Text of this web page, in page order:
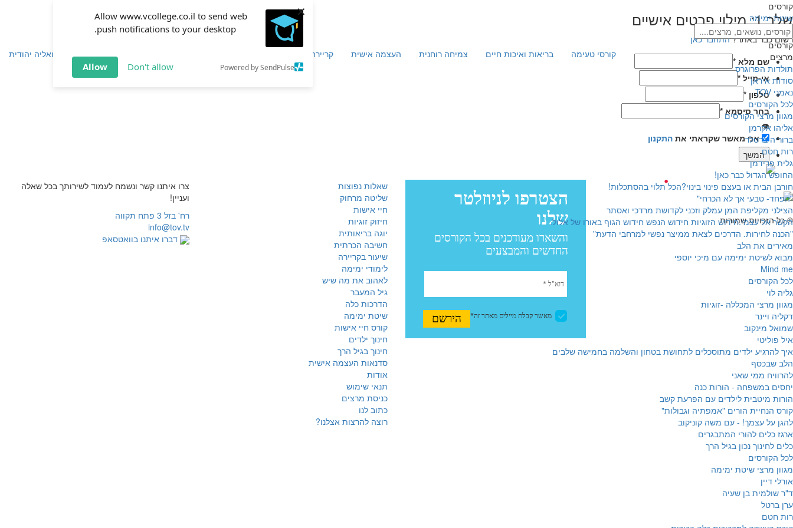
Allow www.vcollege.co.il to send web
push notifications to your desktop.
Powered by SendPulse
Don't allow
Allow
×
קורסים
שיטת ימימה
TOV אקטואליה יהודית שיטת ימימה קריירה וכלכלה העצמה אישית צמיחה רוחנית בריאות ואיכות חיים קורסי טעימה
קורסים
מרצים
תולדות הפרוגרס
סודות איראן
נאמני TOV
לכל הקורסים
מגוון מרצי הקורסים
אליהו אקרמן
ברוריה ברטלר
רות חטם
גלית פרידמן
החופש הגדול כבר כאן!
חורבן הבית או בעצם פינוי בינוי?הכל תלוי בהסתכלות!
"הפחד- טבעי אך לא הכרחי"
הצילני מקליפת המן עמלק וזכני לקדושת מרדכי ואסתר
הקשר אל עצמי.חידוש הזוגיות חידוש הנפש חידוש הגוף באורו של אלול.
"הכנה לחירות. הדרכים לצאת ממיצר נפשי למרחבי הדעת"
מאירים את הלב
מבוא לשיטת ימימה עם מיכי יוספי
Mind me
לכל הקורסים
גליה לוי
מגוון מרצי המכללה -זוגיות
דקליה ויינר
שמואל מינקוב
איל פוליטי
איך להרגיע ילדים מתוסכלים לתחושת בטחון והשלמה בחמישה שלבים
הלב שבכסף
להרוויח ממי שאני
יחסים במשפחה - הורות כנה
הורות מיטבית לילדים עם הפרעת קשב
קורס הנחיית הורים "אמפתיה וגבולות"
להגן על עצמך! - עם משה קוניקוב
ארגז כלים להורי המתבגרים
כלים לחינוך נכון בגיל הרך
לכל הקורסים
מגוון מרצי שיטת ימימה
אורלי דיין
ד"ר שולמית בן שעיה
ערן ברטל
רות חטם
שלב 1: מילוי פרטים אישיים
רשום כבר באתר?התחבר כאן
שם מלא *
אי-מייל *
טלפון *
בחר סיסמא *
👁
אני מאשר שקראתי את התקנון
צרו איתנו קשר ונשמח לעמוד לשירותך בכל שאלה
ועניין!
רח' בזל 3 פתח תקווה
info@tov.tv
דברו איתנו בוואטסאפ
שאלות נפוצות
שליטה מרחוק
חיי אישות
חיזוק זוגיות
יוגה בריאותית
חשיבה הכרתית
שיעור בקריירה
לימודי ימימה
לאהוב את מה שיש
גיל המעבר
הדרכות כלה
שיטת ימימה
קורס חיי אישות
חינוך ילדים
חינוך בגיל הרך
סדנאות העצמה אישית
אודות
תנאי שימוש
כניסת מרצים
כתוב לנו
רוצה להרצות אצלנו?
עיצוב:
פיתוח:
עיצוב: בייגל סטודיו
© כל הזכויות שמורות